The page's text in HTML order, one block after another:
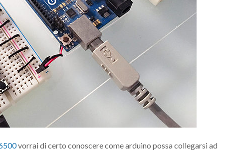
vorrai di certo conoscere come arduino possa collegarsi ad